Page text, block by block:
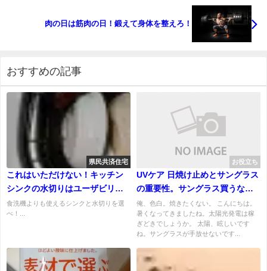
肉の日は筋肉の日！鍛えて身体を整えろ！
おすすめの記事
県民共済住宅
これはいただけない！キッチン
シンクの水切りはユーザビリテ
ィ最低だ
食洗機よりも使えるシンクと水切りを選
べ！...
お役立ち
UVケア 日焼け止めとサングラス
の重要性。サングラス買うなら
レンズの種類も気にしてみよ
う。
俺、色白。焼きたくない。 こんにちは。
暑くなってきましたね。太陽光発電は稼
ぎどきでしょうか。 太陽、眩しいです
ね。サングラスが手放せないです...